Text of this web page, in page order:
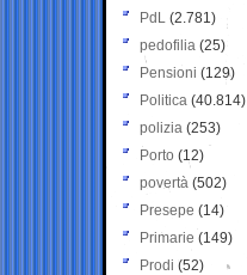
PdL (2.781)
pedofilia (25)
Pensioni (129)
Politica (40.814)
polizia (253)
Porto (12)
povertà (502)
Presepe (14)
Primarie (149)
Prodi (52)